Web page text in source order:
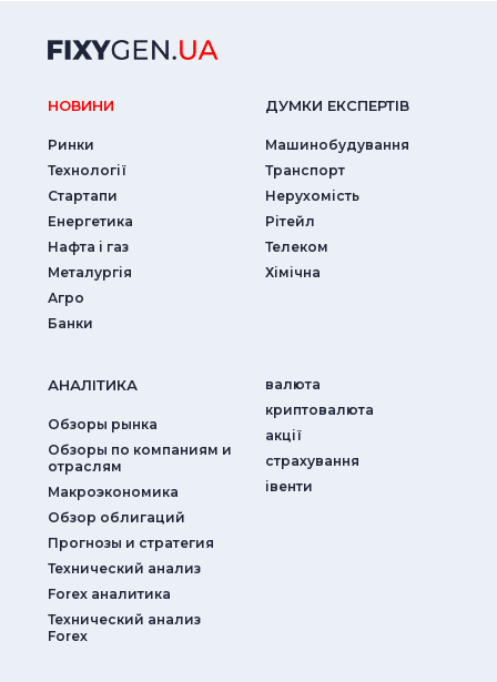
НОВИНИ
Ринки
Технології
Стартапи
Енергетика
Нафта і газ
Металургія
Агро
Банки
ДУМКИ ЕКСПЕРТIВ
Машинобудування
Транспорт
Нерухомість
Рітейл
Телеком
Хімічна
АНАЛIТИКА
Обзоры рынка
Обзоры по компаниям и
отраслям
Макроэкономика
Обзор облигаций
Прогнозы и стратегия
Технический анализ
Forex аналитика
Технический анализ
Forex
валюта
криптовалюта
акції
страхування
iвенти